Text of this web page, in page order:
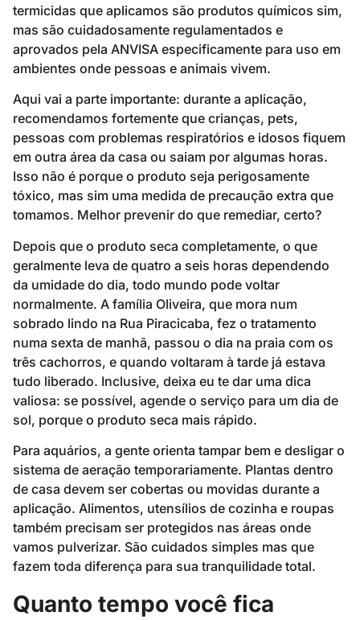
termicidas que aplicamos são produtos químicos sim,
mas são cuidadosamente regulamentados e
aprovados pela ANVISA especificamente para uso em
ambientes onde pessoas e animais vivem.
Aqui vai a parte importante: durante a aplicação,
recomendamos fortemente que crianças, pets,
pessoas com problemas respiratórios e idosos fiquem
em outra área da casa ou saiam por algumas horas.
Isso não é porque o produto seja perigosamente
tóxico, mas sim uma medida de precaução extra que
tomamos. Melhor prevenir do que remediar, certo?
Depois que o produto seca completamente, o que
geralmente leva de quatro a seis horas dependendo
da umidade do dia, todo mundo pode voltar
normalmente. A família Oliveira, que mora num
sobrado lindo na Rua Piracicaba, fez o tratamento
numa sexta de manhã, passou o dia na praia com os
três cachorros, e quando voltaram à tarde já estava
tudo liberado. Inclusive, deixa eu te dar uma dica
valiosa: se possível, agende o serviço para um dia de
sol, porque o produto seca mais rápido.
Para aquários, a gente orienta tampar bem e desligar o
sistema de aeração temporariamente. Plantas dentro
de casa devem ser cobertas ou movidas durante a
aplicação. Alimentos, utensílios de cozinha e roupas
também precisam ser protegidos nas áreas onde
vamos pulverizar. São cuidados simples mas que
fazem toda diferença para sua tranquilidade total.
Quanto tempo você fica